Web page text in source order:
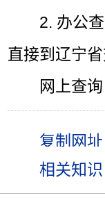
2. 办公
直接到辽宁省
网上查询
相关知识